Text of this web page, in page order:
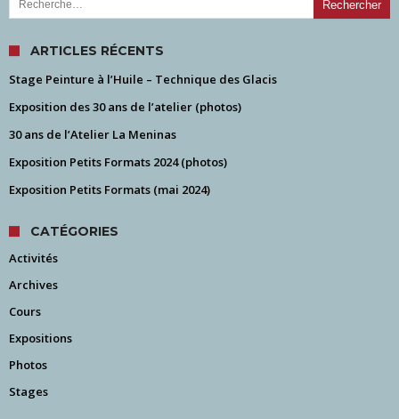
ARTICLES RÉCENTS
Stage Peinture à l’Huile – Technique des Glacis
Exposition des 30 ans de l’atelier (photos)
30 ans de l’Atelier La Meninas
Exposition Petits Formats 2024 (photos)
Exposition Petits Formats (mai 2024)
CATÉGORIES
Activités
Archives
Cours
Expositions
Photos
Stages